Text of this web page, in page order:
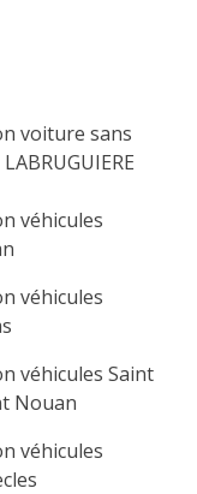
2026
3
24
véhicules
véhicules
véhicules Saint
Nouan
véhicules
voiture sans